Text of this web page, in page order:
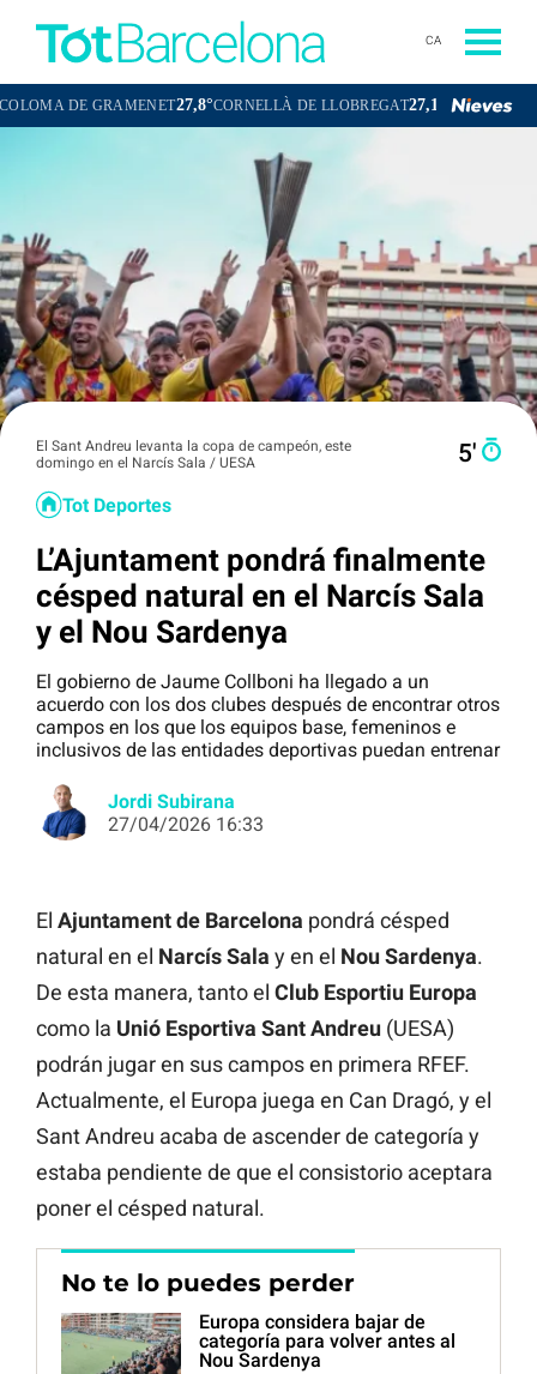
CA
GRAMENET27,8°CORNELLÀ DE LLOBREGAT27,1°SANT BOI DE
El Sant Andreu levanta la copa de campeón, este
domingo en el Narcís Sala / UESA
5′
Tot Deportes
L’Ajuntament pondrá finalmente
césped natural en el Narcís Sala
y el Nou Sardenya
El gobierno de Jaume Collboni ha llegado a un
acuerdo con los dos clubes después de encontrar otros
campos en los que los equipos base, femeninos e
inclusivos de las entidades deportivas puedan entrenar
Jordi Subirana
27/04/2026 16:33
El Ajuntament de Barcelona pondrá césped
natural en el Narcís Sala y en el Nou Sardenya.
De esta manera, tanto el Club Esportiu Europa
como la Unió Esportiva Sant Andreu (UESA)
podrán jugar en sus campos en primera RFEF.
Actualmente, el Europa juega en Can Dragó, y el
Sant Andreu acaba de ascender de categoría y
estaba pendiente de que el consistorio aceptara
poner el césped natural.
No te lo puedes perder
Europa considera bajar de
categoría para volver antes al
Nou Sardenya